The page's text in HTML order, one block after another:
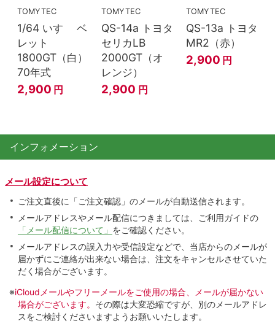
TOMYTEC
1/64 いすゞ ベ
レット
1800GT（白）
70年式
2,900 円
TOMYTEC
QS-14a トヨタ
セリカLB
2000GT（オ
レンジ）
2,900 円
TOMYTEC
QS-13a トヨタ
MR2（赤）
2,900 円
インフォメーション
メール設定について
ご注文直後に「ご注文確認」のメールが自動送信されます。
メールアドレスやメール配信につきましては、ご利用ガイドの
「メール配信について」 をご確認ください。
メールアドレスの誤入力や受信設定などで、当店からのメールが
届かずにご連絡が出来ない場合は、注文をキャンセルさせていた
だく場合がございます。
※iCloudメールやフリーメールをご使用の場合、メールが届かない
場合がございます。 その際は大変恐縮ですが、別のメールアドレ
スをご検討くださいますようお願いいたします。